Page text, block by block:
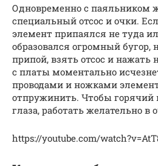
Одновременно с паяльником
специальный отсос и очки.
элемент припаялся не туда
образовался огромный бугор,
припой, взять отсос и нажать
с платы моментально
проводами и ножками
отпружинить. Чтобы горячий
глаза, работать желательно в
https://youtube.com/